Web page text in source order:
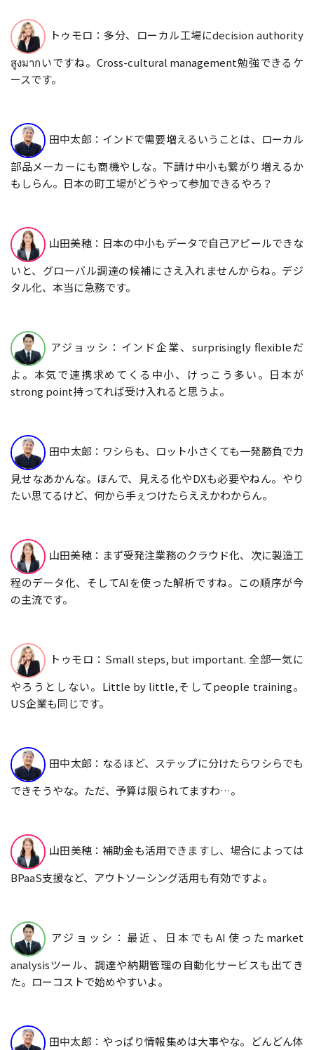
トゥモロ：多分、ローカル工場にdecision authority
สูงมากいですね。Cross-cultural management勉強できるケ
ースです。
田中太郎：インドで需要増えるいうことは、ローカル
部品メーカーにも商機やしな。下請け中小も繋がり増えるか
もしらん。日本の町工場がどうやって参加できるやろ？
山田美穂：日本の中小もデータで自己アピールできな
いと、グローバル調達の候補にさえ入れませんからね。デジ
タル化、本当に急務です。
アジョッシ：インド企業、surprisingly flexibleだ
よ。本気で連携求めてくる中小、けっこう多い。日本が
strong point持ってれば受け入れると思うよ。
田中太郎：ワシらも、ロット小さくても一発勝負で力
見せなあかんな。ほんで、見える化やDXも必要やねん。やり
たい思てるけど、何から手ぇつけたらええかわからん。
山田美穂：まず受発注業務のクラウド化、次に製造工
程のデータ化、そしてAIを使った解析ですね。この順序が今
の主流です。
トゥモロ：Small steps, but important. 全部一気に
やろうとしない。Little by little,そしてpeople training。
US企業も同じです。
田中太郎：なるほど、ステップに分けたらワシらでも
できそうやな。ただ、予算は限られてますわ…。
山田美穂：補助金も活用できますし、場合によっては
BPaaS支援など、アウトソーシング活用も有効ですよ。
アジョッシ：最近、日本でもAI使ったmarket
analysisツール、調達や納期管理の自動化サービスも出てき
た。ローコストで始めやすいよ。
田中太郎：やっぱり情報集めは大事やな。どんどん体